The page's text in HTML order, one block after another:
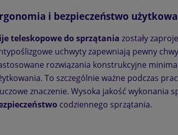
Shine TOOLS & ENGINE
750 ml – Środek do Mycia
Narzędzi i Części
Samochodowych
15,72 zł
do koszyka
i bezpieczeństwo
teleskopowe do sprzątania zostały
uchwyty zapewniają pewny
rozwiązania konstrukcyjne
To szczególnie ważne podczas
znaczenie. Wysoka jakość wykonania
codziennego sprzątania.